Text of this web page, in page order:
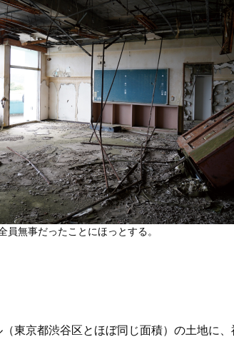
員無事だったことにほっとする。
東京都渋谷区とほぼ同じ面積）の土地に、